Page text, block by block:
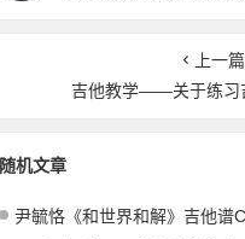
上一篇
吉他教学——关于练习
随机文章
尹毓恪《和世界和解》吉他谱